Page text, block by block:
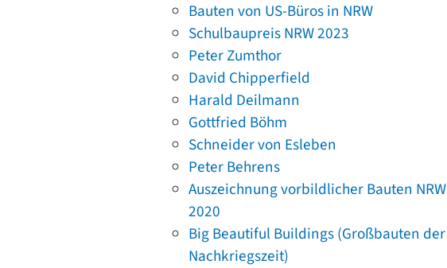
Bauten von US-Büros in NRW
Schulbaupreis NRW 2023
Peter Zumthor
David Chipperfield
Harald Deilmann
Gottfried Böhm
Schneider von Esleben
Peter Behrens
Auszeichnung vorbildlicher Bauten NRW
2020
Big Beautiful Buildings (Großbauten der
Nachkriegszeit)